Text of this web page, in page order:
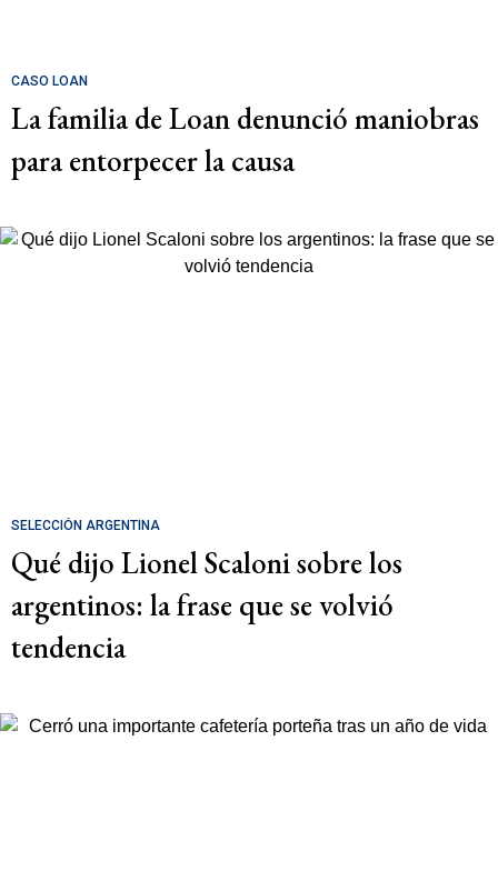
CASO LOAN
La familia de Loan denunció maniobras
para entorpecer la causa
SELECCIÓN ARGENTINA
Qué dijo Lionel Scaloni sobre los
argentinos: la frase que se volvió
tendencia